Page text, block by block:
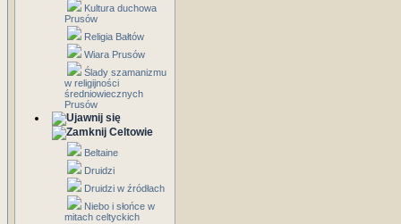
Kultura duchowa
Prusów
Religia Bałtów
Wiara Prusów
Ślady szamanizmu
w religijności
średniowiecznych
Prusów
Celtowie
Beltaine
Druidzi
Druidzi w źródłach
Niebo i słońce w
mitach celtyckich